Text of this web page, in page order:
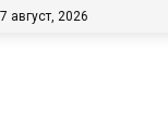
август, 2026